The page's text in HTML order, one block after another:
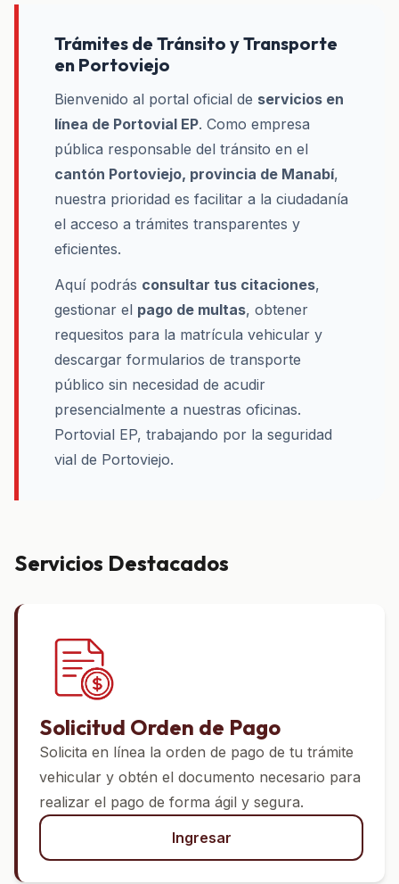
Trámites de Tránsito y Transporte
en Portoviejo
Bienvenido al portal oficial de servicios en
línea de Portovial EP. Como empresa
pública responsable del tránsito en el
cantón Portoviejo, provincia de Manabí,
nuestra prioridad es facilitar a la ciudadanía
el acceso a trámites transparentes y
eficientes.
Aquí podrás consultar tus citaciones,
gestionar el pago de multas, obtener
requesitos para la matrícula vehicular y
descargar formularios de transporte
público sin necesidad de acudir
presencialmente a nuestras oficinas.
Portovial EP, trabajando por la seguridad
vial de Portoviejo.
Servicios Destacados
Solicitud Orden de Pago
Solicita en línea la orden de pago de tu trámite
vehicular y obtén el documento necesario para
realizar el pago de forma ágil y segura.
Ingresar